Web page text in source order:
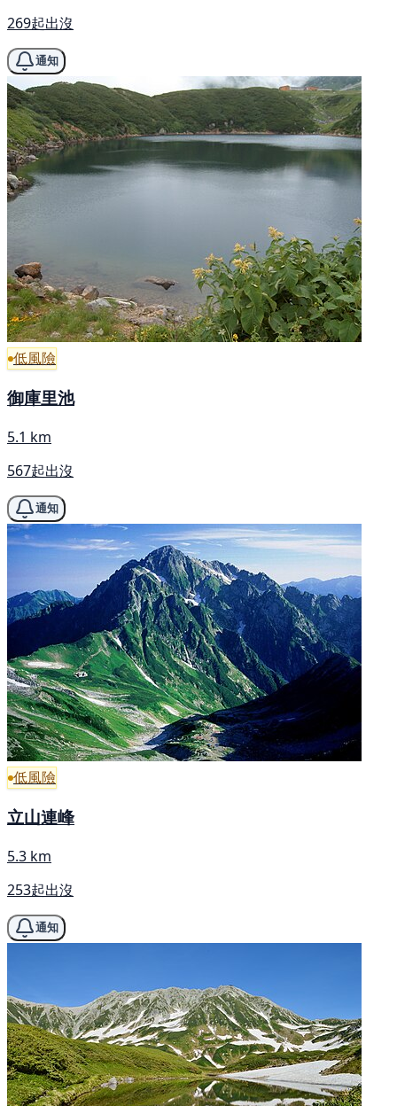
269起出沒
通知
低風險
御庫里池
5.1 km
567起出沒
通知
低風險
立山連峰
5.3 km
253起出沒
通知